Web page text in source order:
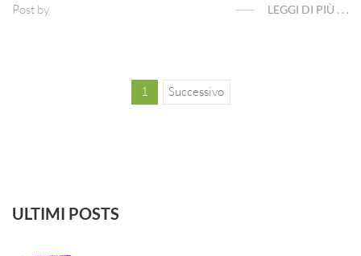
Post by LEGGI DI PIÙ . . .
1 Successivo
ULTIMI POSTS